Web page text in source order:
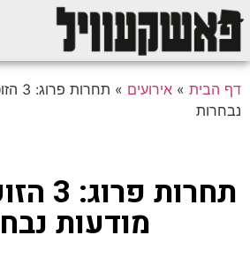
דף הבית » אירועים »
נבחרות
מודעות